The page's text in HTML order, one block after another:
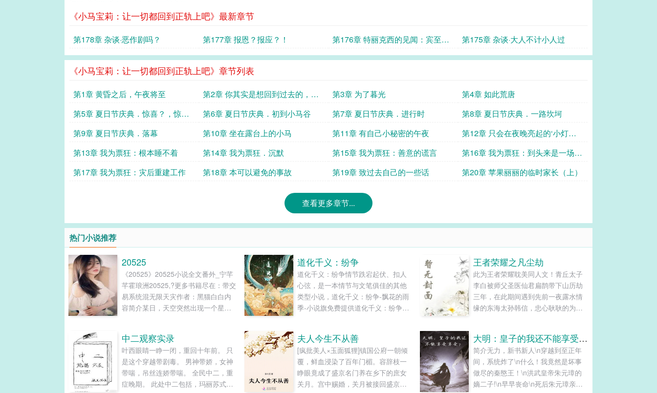
《小马宝莉：让一切都回到正轨上吧》最新章节
第178章 杂谈·恶作剧吗？ 第177章 报恩？报应？！
第176章 特丽克西的见闻：宾至如
归的感觉
第175章 杂谈·大人不计小人过
《小马宝莉：让一切都回到正轨上吧》章节列表
第1章 黄昏之后，午夜将至
第2章 你其实是想回到过去的，对
吗？
第3章 为了暮光
第4章 如此荒唐
第5章 夏日节庆典．惊喜？，惊
吓？
第6章 夏日节庆典．初到小马谷 第7章 夏日节庆典．进行时
第8章 夏日节庆典．一路坎坷
第9章 夏日节庆典．落幕
第10章 坐在露台上的小马 第11章 有自己小秘密的午夜
第12章 只会在夜晚亮起的‘小灯笼
\’们
第13章 我为票狂：根本睡不着 第14章 我为票狂．沉默 第15章 我为票狂：善意的谎言
第16章 我为票狂：到头来是一场噩
梦
第17章 我为票狂：灾后重建工作 第18章 本可以避免的事故 第19章 致过去自己的一些话 第20章 苹果丽丽的临时家长（上）
查看更多章节...
热门小说推荐
20525
《20525》20525小说全文番外_宁芊
芊霍琅洲20525,?更多书籍尽在：带交
易系统混无限天灾作者：黑猫白白内
容简介某日，天空突然出现一个星球
奖励回到原生世界。宁芊芊觉醒的异
能是拥有一个交易系统，购物一秒到
货，还附带可升级的随身仓库空间。
末世一：暴雨+全球海洋化【已完结，
金手指超大，爽文路线】末世二：冰
道化千义：纷争
道化千义：纷争情节跌宕起伏、扣人
心弦，是一本情节与文笔俱佳的其他
类型小说，道化千义：纷争-飘花的雨
季-小说旗免费提供道化千义：纷争最
王者荣耀之凡尘劫
此为王者荣耀耽美同人文！青丘太子
李白被师父圣医仙君扁鹊带下山历劫
三年，在此期间遇到先前一夜露水情
缘的东海太孙韩信，忠心耿耿的为官
中二观察实录
叶西眼睛一睁一闭，重回十年前。 只
是这个穿越带剧毒。 男神带娇，女神
带喘，吊丝连娇带喘。 全民中二，重
症晚期。 此处中二包括，玛丽苏式，
夫人今生不从善
[疯批美人×玉面狐狸]镇国公府一朝倾
覆，鲜血浸染了百年门楣。容辞枝一
睁眼竟成了盛京名门养在乡下的庶女
关月。宫中赐婚，关月被接回盛京代
大明：皇子的我还不能享受享受？
简介无力，新书新人\n穿越到至正年
间，系统炸了\n什么！我竟然是坏事
做尽的秦愍王！\n洪武皇帝朱元璋的
嫡二子!\n早早丧命\n死后朱元璋亲自